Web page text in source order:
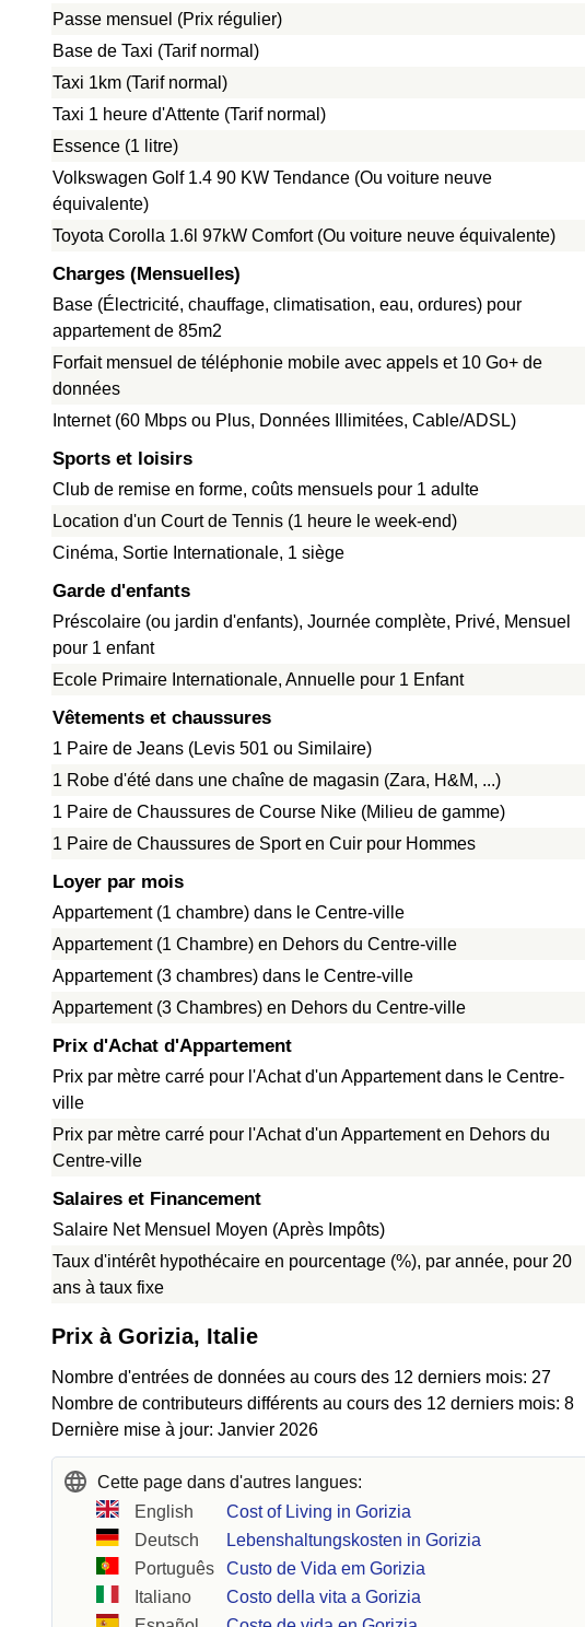
Passe mensuel (Prix régulier)
Base de Taxi (Tarif normal)
Taxi 1km (Tarif normal)
Taxi 1 heure d'Attente (Tarif normal)
Essence (1 litre)
Volkswagen Golf 1.4 90 KW Tendance (Ou voiture neuve
équivalente)
Toyota Corolla 1.6l 97kW Comfort (Ou voiture neuve équivalente)
Charges (Mensuelles)
Base (Électricité, chauffage, climatisation, eau, ordures) pour
appartement de 85m2
Forfait mensuel de téléphonie mobile avec appels et 10 Go+ de
données
Internet (60 Mbps ou Plus, Données Illimitées, Cable/ADSL)
Sports et loisirs
Club de remise en forme, coûts mensuels pour 1 adulte
Location d'un Court de Tennis (1 heure le week-end)
Cinéma, Sortie Internationale, 1 siège
Garde d'enfants
Préscolaire (ou jardin d'enfants), Journée complète, Privé, Mensuel
pour 1 enfant
Ecole Primaire Internationale, Annuelle pour 1 Enfant
Vêtements et chaussures
1 Paire de Jeans (Levis 501 ou Similaire)
1 Robe d'été dans une chaîne de magasin (Zara, H&M, ...)
1 Paire de Chaussures de Course Nike (Milieu de gamme)
1 Paire de Chaussures de Sport en Cuir pour Hommes
Loyer par mois
Appartement (1 chambre) dans le Centre-ville
Appartement (1 Chambre) en Dehors du Centre-ville
Appartement (3 chambres) dans le Centre-ville
Appartement (3 Chambres) en Dehors du Centre-ville
Prix d'Achat d'Appartement
Prix par mètre carré pour l'Achat d'un Appartement dans le Centre-
ville
Prix par mètre carré pour l'Achat d'un Appartement en Dehors du
Centre-ville
Salaires et Financement
Salaire Net Mensuel Moyen (Après Impôts)
Taux d'intérêt hypothécaire en pourcentage (%), par année, pour 20
ans à taux fixe
Prix à Gorizia, Italie
Nombre d'entrées de données au cours des 12 derniers mois: 27
Nombre de contributeurs différents au cours des 12 derniers mois: 8
Dernière mise à jour: Janvier 2026
Cette page dans d'autres langues:
English
Cost of Living in Gorizia
Deutsch
Lebenshaltungskosten in Gorizia
Português
Custo de Vida em Gorizia
Italiano
Costo della vita a Gorizia